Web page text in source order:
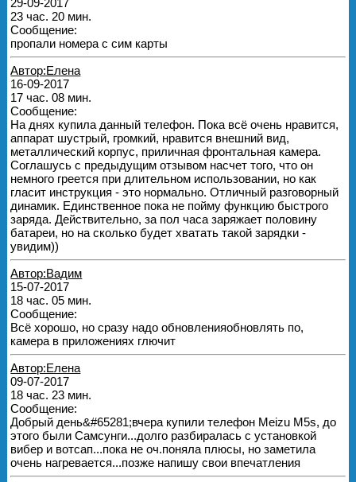
29-09-2017
23 час. 20 мин.
Сообщение:
пропали номера с сим карты
Автор:Елена
16-09-2017
17 час. 08 мин.
Сообщение:
На днях купила данный телефон. Пока всё очень нравится,
аппарат шустрый, громкий, нравится внешний вид,
металлический корпус, приличная фронтальная камера.
Соглашусь с предыдущим отзывом насчет того, что он
немного греется при длительном использовании, но как
гласит инструкция - это нормально. Отличный разговорный
динамик. Единственное пока не пойму функцию быстрого
заряда. Действительно, за пол часа заряжает половину
батареи, но на сколько будет хватать такой зарядки -
увидим))
Автор:Вадим
15-07-2017
18 час. 05 мин.
Сообщение:
Всё хорошо, но сразу надо обновленияобновлять по,
камера в приложениях глючит
Автор:Елена
09-07-2017
18 час. 23 мин.
Сообщение:
Добрый день&#65281;вчера купили телефон Meizu M5s, до
этого были Самсунги...долго разбиралась с установкой
вибер и вотсап...пока не оч.поняла плюсы, но заметила
очень нагревается...позже напишу свои впечатления